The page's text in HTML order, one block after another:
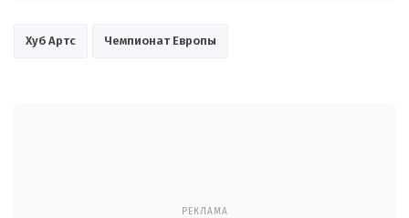
Хуб Артс Чемпионат Европы
РЕКЛАМА